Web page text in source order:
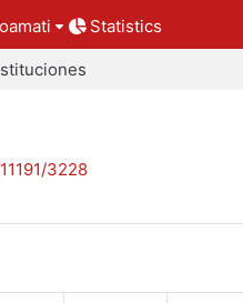
Statistics
3228